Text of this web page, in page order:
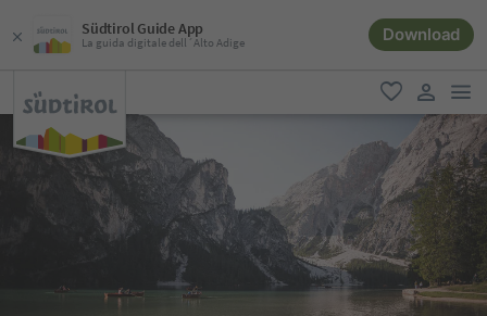
Südtirol Guide App
La guida digitale dell´Alto Adige Download
favoriti
user link